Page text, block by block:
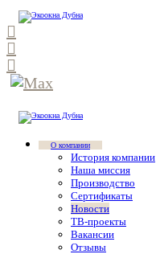
О компании
История компании
Наша миссия
Производство
Сертификаты
Новости
ТВ-проекты
Вакансии
Отзывы